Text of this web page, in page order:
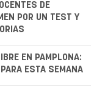
DE
POR UN TEST Y
EN PAMPLONA:
ESTA SEMANA